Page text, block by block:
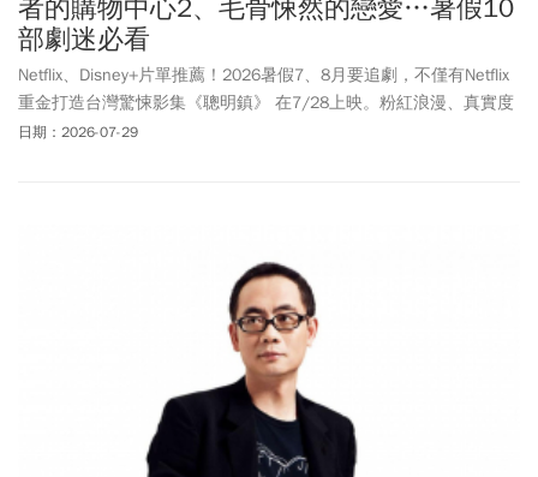
者的購物中心2、毛骨悚然的戀愛…暑假10
部劇迷必看
Netflix、Disney+片單推薦！2026暑假7、8月要追劇，不僅有Netflix
重金打造台灣驚悚影集《聰明鎮》 在7/28上映。粉紅浪漫、真實度
極高的戀愛實境節目《母胎單身戀愛大作戰2》7/7強勢回歸。上線
日期：2026-07-29